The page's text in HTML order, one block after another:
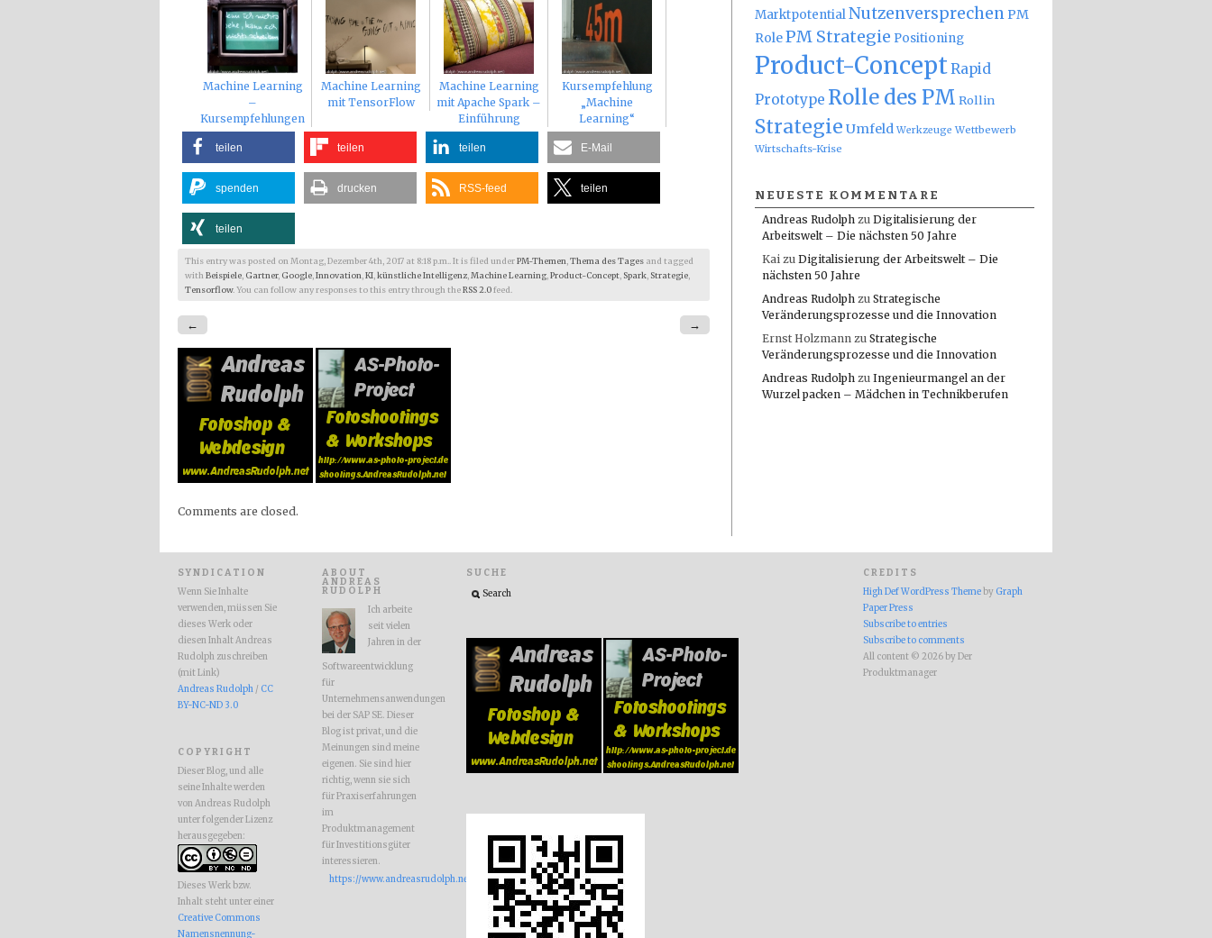
Machine Learning
–
Kursempfehlungen
Machine Learning
mit TensorFlow
Machine Learning
mit Apache Spark –
Einführung
Kursempfehlung
„Machine
Learning“
teilen teilen teilen E-Mail
spenden drucken RSS-feed teilen
teilen
This entry was posted on Montag, Dezember 4th, 2017 at 8:18 p.m.. It is filed underPM-Themen,Thema des Tages and tagged
with Beispiele, Gartner, Google,Innovation,KI,künstliche Intelligenz,Machine Learning,Product-Concept, Spark, Strategie,
Tensorflow. You can follow any responses to this entry through theRSS 2.0feed.
← →
Comments are closed.
MarktpotentialNutzenversprechen PM
RolePM Strategie Positioning
Product-ConceptRapid
Prototype Rolle des PM Rollin
Strategie Umfeld Werkzeuge Wettbewerb
Wirtschafts-Krise
NEUESTE KOMMENTARE
Andreas Rudolph zu Digitalisierung der
Arbeitswelt – Die nächsten 50 Jahre
Kai zu Digitalisierung der Arbeitswelt – Die
nächsten 50 Jahre
Andreas Rudolph zu Strategische
Veränderungsprozesse und die Innovation
Ernst Holzmann zu Strategische
Veränderungsprozesse und die Innovation
Andreas Rudolph zu Ingenieurmangel an der
Wurzel packen – Mädchen in Technikberufen
SYNDICATION
Wenn Sie Inhalte
verwenden, müssen Sie
dieses Werk oder
diesen Inhalt Andreas
Rudolph zuschreiben
(mit Link)
Andreas Rudolph / CC
BY-NC-ND 3.0
COPYRIGHT
Dieser Blog, und alle
seine Inhalte werden
von Andreas Rudolph
unter folgender Lizenz
herausgegeben:
Dieses Werk bzw.
Inhalt steht unter einer
Creative Commons
Namensnennung-
ABOUT
ANDREAS
RUDOLPH
Ich arbeite
seit vielen
Jahren in der
Softwareentwicklung
für
Unternehmensanwendungen
bei der SAP SE. Dieser
Blog ist privat, und die
Meinungen sind meine
eigenen. Sie sind hier
richtig, wenn sie sich
für Praxiserfahrungen
im
Produktmanagement
für Investitionsgüter
interessieren.
https://www.andreasrudolph.net
SUCHE CREDITS
High Def WordPress Theme by Graph
Paper Press
Subscribe to entries
Subscribe to comments
All content © 2026 by Der
Produktmanager